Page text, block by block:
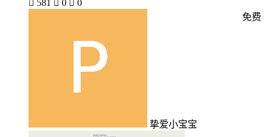
 581  0  0
挚爱小宝宝
免费